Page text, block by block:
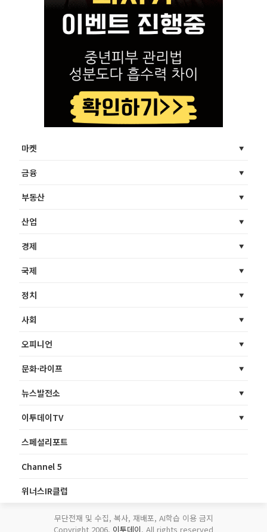
마켓
금융
부동산
산업
경제
국제
정치
사회
오피니언
문화·라이프
뉴스발전소
이투데이TV
스페셜리포트
Channel 5
위너스IR클럽
무단전재 및 수집, 복사, 재배포, AI학습 이용 금지
Copyright 2006. 이투데이. All rights reserved